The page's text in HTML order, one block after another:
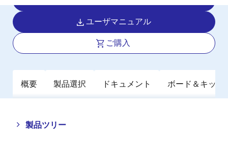
ユーザマニュアル
ご購入
概要 製品選択 ドキュメント ボード＆キット
製品ツリー
Close
Open